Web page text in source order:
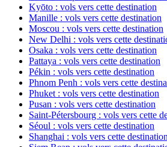
Kyōto : vols vers cette destination
Manille : vols vers cette destination
Moscou : vols vers cette destination
New Delhi : vols vers cette
Osaka : vols vers cette destination
Pattaya : vols vers cette destination
Pékin : vols vers cette destination
Phnom Penh : vols vers cette
Phuket : vols vers cette destination
Pusan : vols vers cette destination
Saint-Pétersbourg : vols vers cette
Séoul : vols vers cette destination
Shanghai : vols vers cette